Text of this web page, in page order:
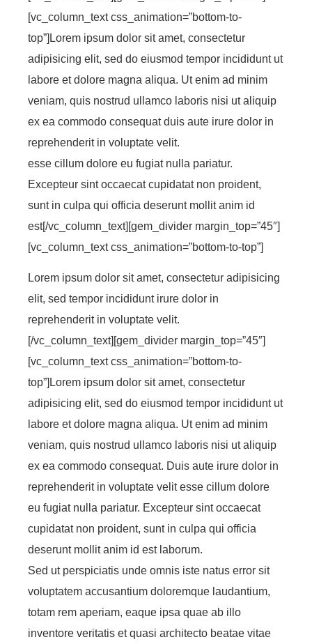
[vc_column_text css_animation=”bottom-to-
top”]Lorem ipsum dolor sit amet, consectetur
adipisicing elit, sed do eiusmod tempor incididunt ut
labore et dolore magna aliqua. Ut enim ad minim
veniam, quis nostrud ullamco laboris nisi ut aliquip
ex ea commodo consequat duis aute irure dolor in
reprehenderit in voluptate velit.
esse cillum dolore eu fugiat nulla pariatur.
Excepteur sint occaecat cupidatat non proident,
sunt in culpa qui officia deserunt mollit anim id
est[/vc_column_text][gem_divider margin_top=”45″]
[vc_column_text css_animation=”bottom-to-top”]
Lorem ipsum dolor sit amet, consectetur adipisicing
elit, sed tempor incididunt irure dolor in
reprehenderit in voluptate velit.
[/vc_column_text][gem_divider margin_top=”45″]
[vc_column_text css_animation=”bottom-to-
top”]Lorem ipsum dolor sit amet, consectetur
adipisicing elit, sed do eiusmod tempor incididunt ut
labore et dolore magna aliqua. Ut enim ad minim
veniam, quis nostrud ullamco laboris nisi ut aliquip
ex ea commodo consequat. Duis aute irure dolor in
reprehenderit in voluptate velit esse cillum dolore
eu fugiat nulla pariatur. Excepteur sint occaecat
cupidatat non proident, sunt in culpa qui officia
deserunt mollit anim id est laborum.
Sed ut perspiciatis unde omnis iste natus error sit
voluptatem accusantium doloremque laudantium,
totam rem aperiam, eaque ipsa quae ab illo
inventore veritatis et quasi architecto beatae vitae